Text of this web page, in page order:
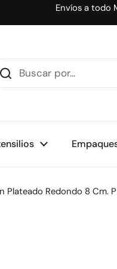
Envíos a todo
Plateado Redondo 8 Cm.